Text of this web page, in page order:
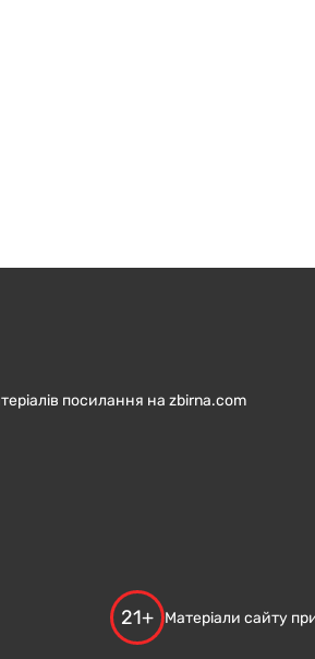
посилання на zbirna.com
21+ Матеріали сайту